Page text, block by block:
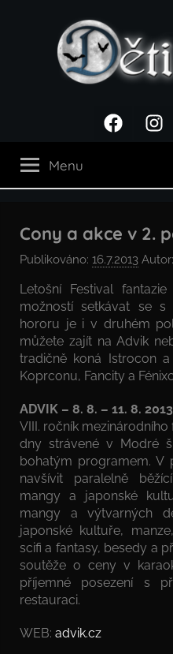
noci
Facebook
Menu
Cony a akce v 2.
Publikováno: 16.7.2013 Autor:
Letošní Festival
možností setkávat se
hororu je i v druhém
můžete zajít na Advik
tradičně koná Istrocon
Koprconu, Fancity a
ADVIK – 8. 8. – 11. 8. 2013
VIII. ročník
dny strávené v Modré
bohatým programem. V
navšívit paralelně
mangy a japonské
mangy a výtvarných
japonské kultuře,
scifi a fantasy, besedy a
soutěže o ceny v
příjemné posezení s
restauraci.
WEB: advik.cz